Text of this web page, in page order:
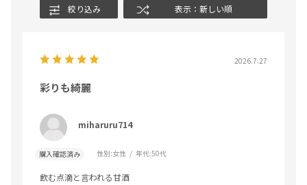
絞り込み 表示：新しい順
2026.7.27
彩りも綺麗
miharuru714
購入確認済み 性別:女性 年代:50代
飲む点滴と言われる甘酒